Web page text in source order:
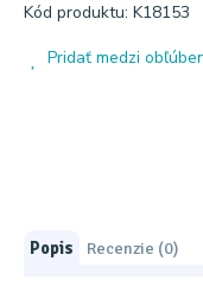
Kód produktu: K18153
Pridať medzi
Popis Recenzie (0)